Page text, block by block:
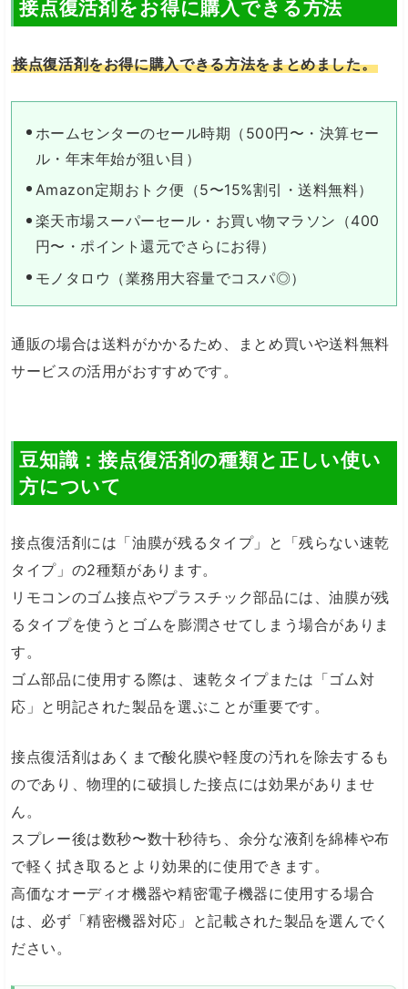
接点復活剤をお得に購入できる方法
接点復活剤をお得に購入できる方法をまとめました。
ホームセンターのセール時期（500円〜・決算セー
ル・年末年始が狙い目）
Amazon定期おトク便（5〜15%割引・送料無料）
楽天市場スーパーセール・お買い物マラソン（400
円〜・ポイント還元でさらにお得）
モノタロウ（業務用大容量でコスパ◎）
通販の場合は送料がかかるため、まとめ買いや送料無料
サービスの活用がおすすめです。
豆知識：接点復活剤の種類と正しい使い
方について
接点復活剤には「油膜が残るタイプ」と「残らない速乾
タイプ」の2種類があります。
リモコンのゴム接点やプラスチック部品には、油膜が残
るタイプを使うとゴムを膨潤させてしまう場合がありま
す。
ゴム部品に使用する際は、速乾タイプまたは「ゴム対
応」と明記された製品を選ぶことが重要です。
接点復活剤はあくまで酸化膜や軽度の汚れを除去するも
のであり、物理的に破損した接点には効果がありませ
ん。
スプレー後は数秒〜数十秒待ち、余分な液剤を綿棒や布
で軽く拭き取るとより効果的に使用できます。
高価なオーディオ機器や精密電子機器に使用する場合
は、必ず「精密機器対応」と記載された製品を選んでく
ださい。